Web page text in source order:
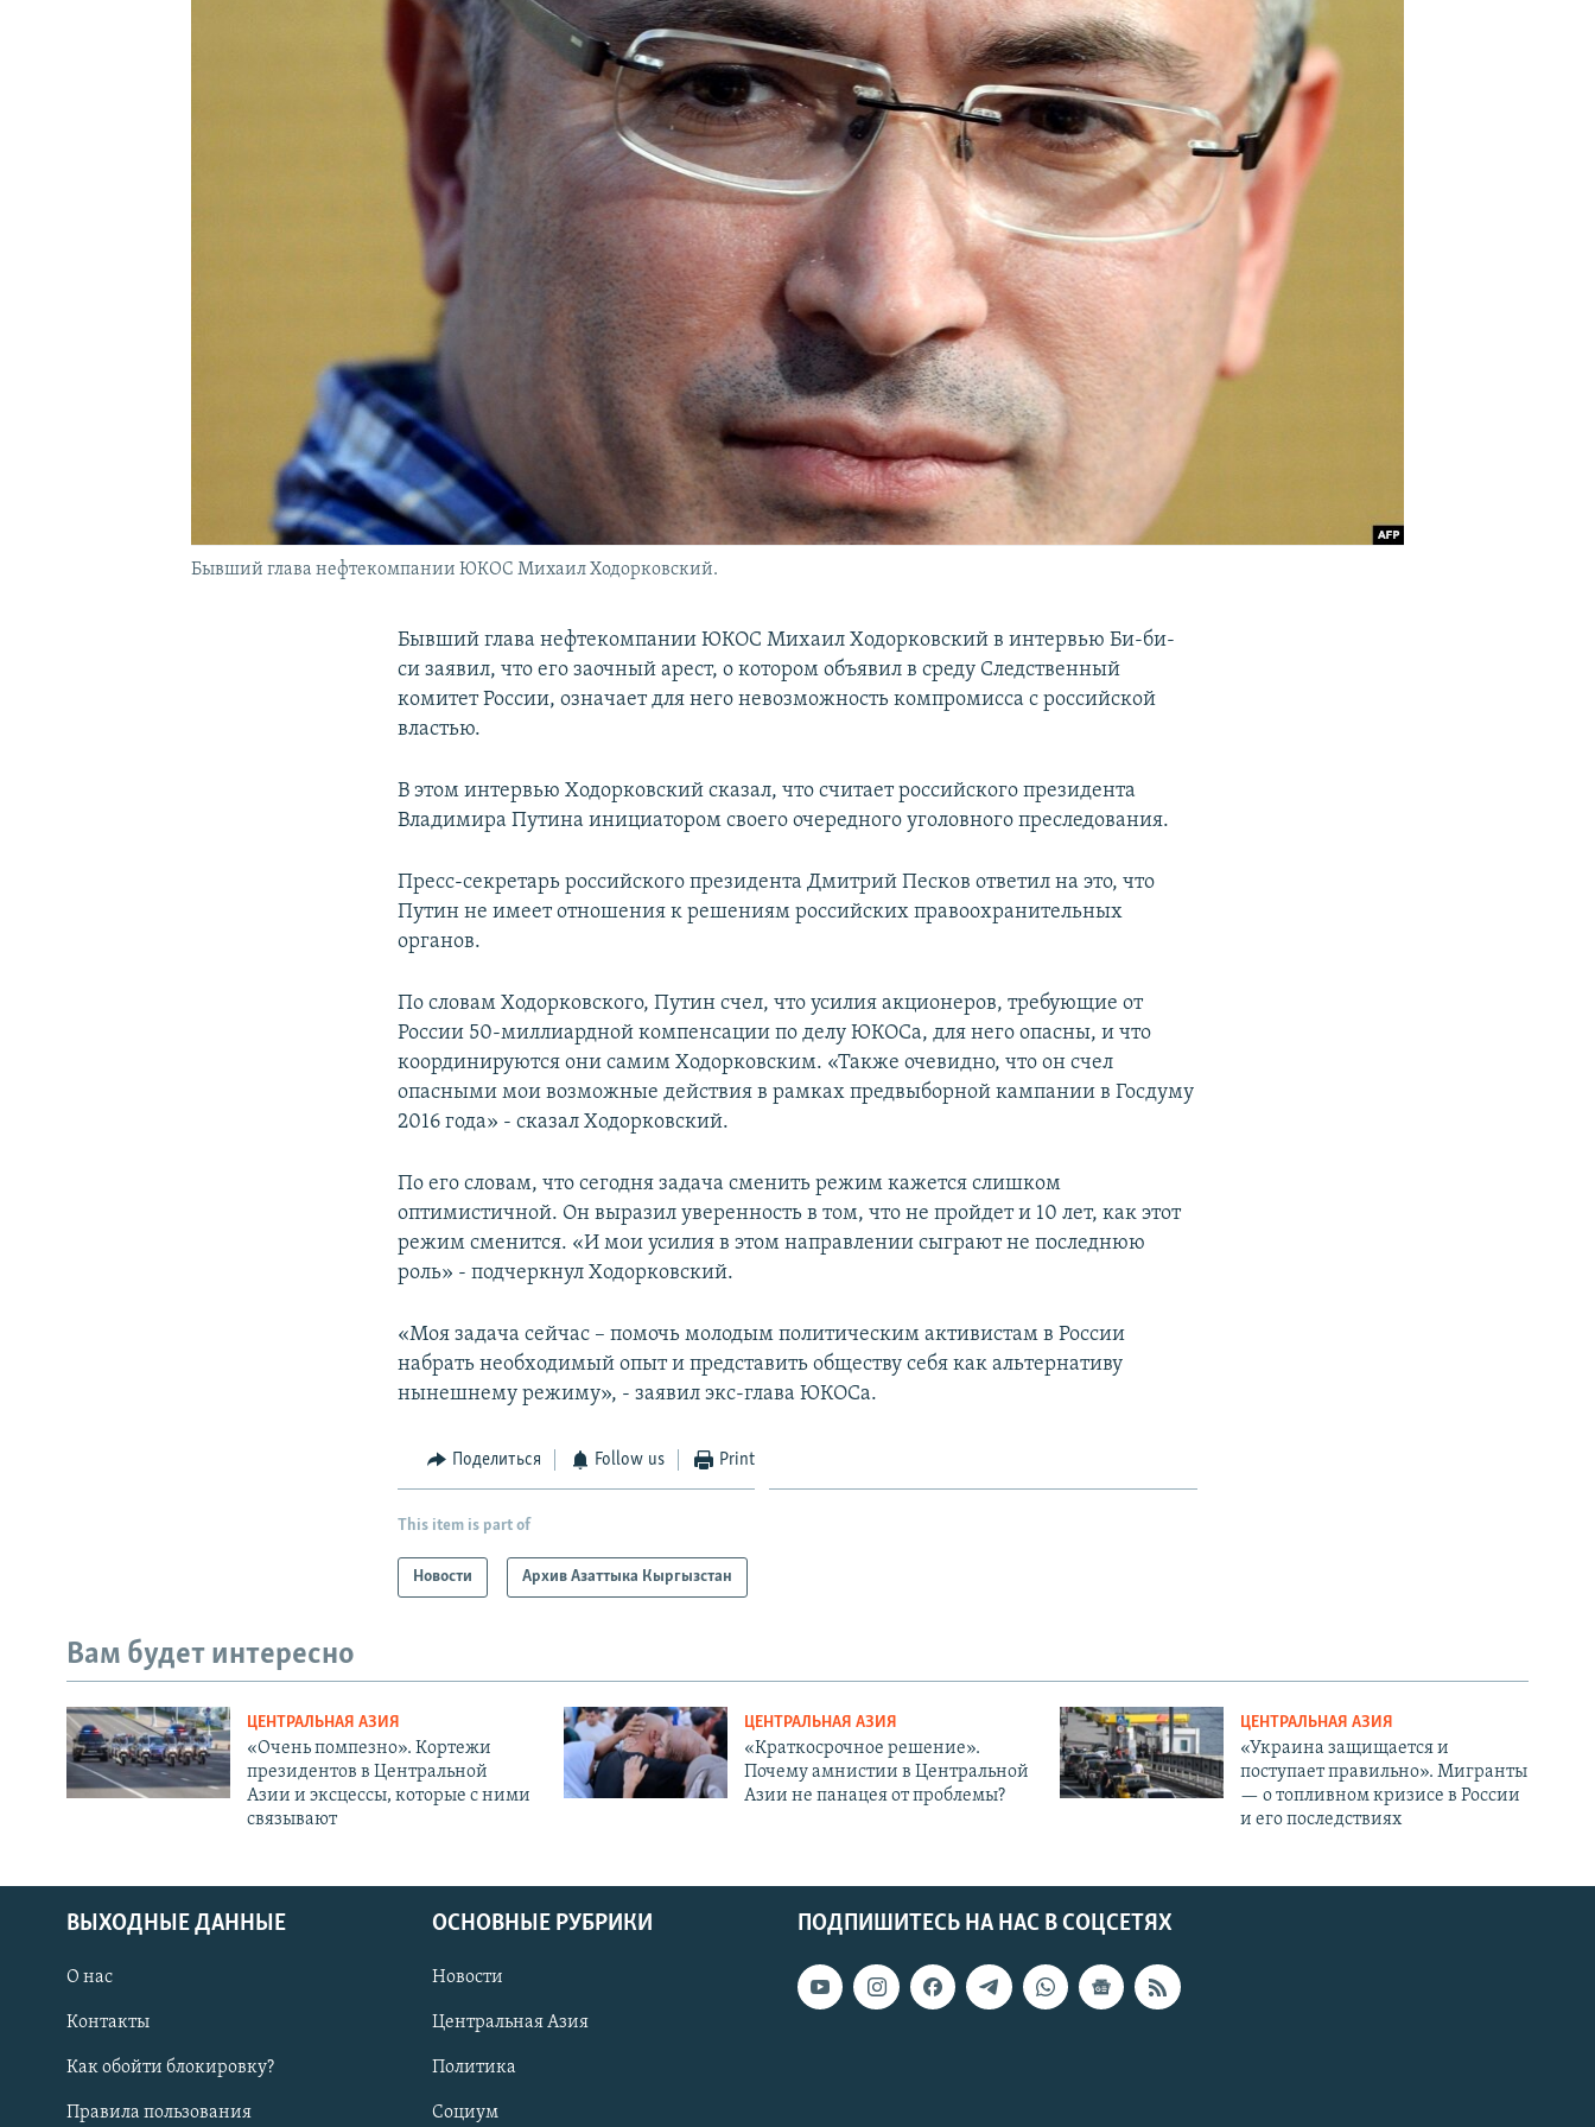
Бывший глава нефтекомпании ЮКОС Михаил Ходорковский.
Бывший глава нефтекомпании ЮКОС Михаил Ходорковский в интервью Би-би-
си заявил, что его заочный арест, о котором объявил в среду Следственный
комитет России, означает для него невозможность компромисса с российской
властью.
В этом интервью Ходорковский сказал, что считает российского президента
Владимира Путина инициатором своего очередного уголовного преследования.
Пресс-секретарь российского президента Дмитрий Песков ответил на это, что
Путин не имеет отношения к решениям российских правоохранительных
органов.
По словам Ходорковского, Путин счел, что усилия акционеров, требующие от
России 50-миллиардной компенсации по делу ЮКОСа, для него опасны, и что
координируются они самим Ходорковским. «Также очевидно, что он счел
опасными мои возможные действия в рамках предвыборной кампании в Госдуму
2016 года» - сказал Ходорковский.
По его словам, что сегодня задача сменить режим кажется слишком
оптимистичной. Он выразил уверенность в том, что не пройдет и 10 лет, как этот
режим сменится. «И мои усилия в этом направлении сыграют не последнюю
роль» - подчеркнул Ходорковский.
«Моя задача сейчас – помочь молодым политическим активистам в России
набрать необходимый опыт и представить обществу себя как альтернативу
нынешнему режиму», - заявил экс-глава ЮКОСа.
Поделиться Follow us Print
This item is part of
Новости Архив Азаттыка Кыргызстан
Вам будет интересно
ЦЕНТРАЛЬНАЯ АЗИЯ
«Очень помпезно». Кортежи
президентов в Центральной
Азии и эксцессы, которые с ними
связывают
ЦЕНТРАЛЬНАЯ АЗИЯ
«Краткосрочное решение».
Почему амнистии в Центральной
Азии не панацея от проблемы?
ЦЕНТРАЛЬНАЯ АЗИЯ
«Украина защищается и
поступает правильно». Мигранты
— о топливном кризисе в России
и его последствиях
ПОДПИШИТЕСЬ НА НАС В СОЦСЕТЯХ
ВЫХОДНЫЕ ДАННЫЕ
О нас
Контакты
Как обойти блокировку?
Правила пользования
ОСНОВНЫЕ РУБРИКИ
Новости
Центральная Азия
Политика
Социум